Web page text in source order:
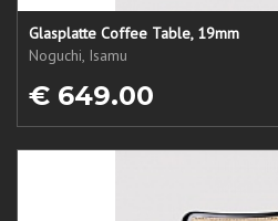
Glasplatte Coffee Table, 19mm
Noguchi, Isamu
€ 649.00